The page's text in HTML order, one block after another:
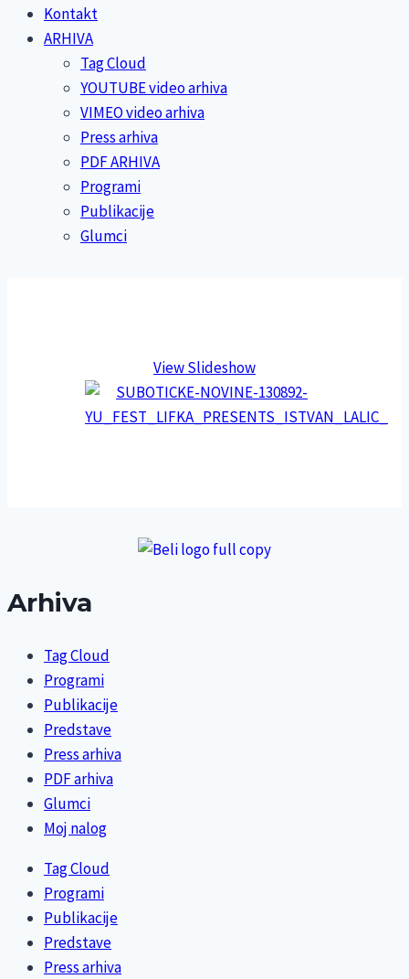
Kontakt
ARHIVA
Tag Cloud
YOUTUBE video arhiva
VIMEO video arhiva
Press arhiva
PDF ARHIVA
Programi
Publikacije
Glumci
View Slideshow
Arhiva
Tag Cloud
Programi
Publikacije
Predstave
Press arhiva
PDF arhiva
Glumci
Moj nalog
Tag Cloud
Programi
Publikacije
Predstave
Press arhiva